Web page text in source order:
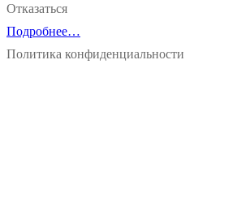
Отказаться
Подробнее…
Политика конфиденциальности